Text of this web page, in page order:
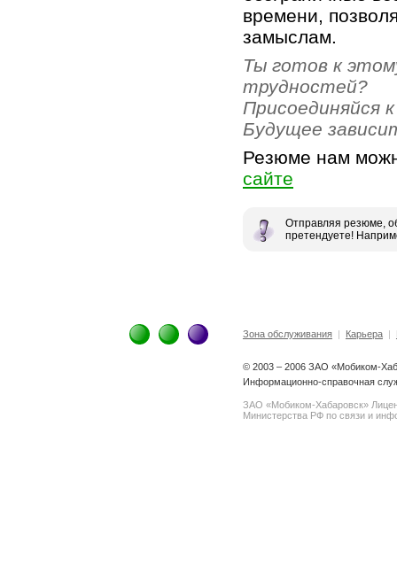
времени,
замыслам.
Ты готов к
трудностей?
Присоединяйся
Будущее
Резюме нам
сайте
Отправляя резюме,
претендуете!
Зона обслуживания| Карьера|
© 2003 – 2006 ЗАО «Мобиком-
Информационно-справочная
ЗАО «Мобиком-Хабаровск»
Министерства РФ по связи и